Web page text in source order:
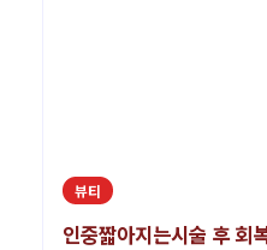
뷰티
인중짧아지는시술 후 회